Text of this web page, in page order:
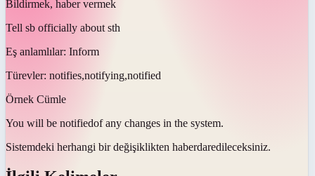
Bildirmek, haber vermek
Tell sb officially about sth
Eş anlamlılar: Inform
Türevler: notifies,notifying,notified
Örnek Cümle
You will be notifiedof any changes in the system.
Sistemdeki herhangi bir değişiklikten haberdaredileceksiniz.